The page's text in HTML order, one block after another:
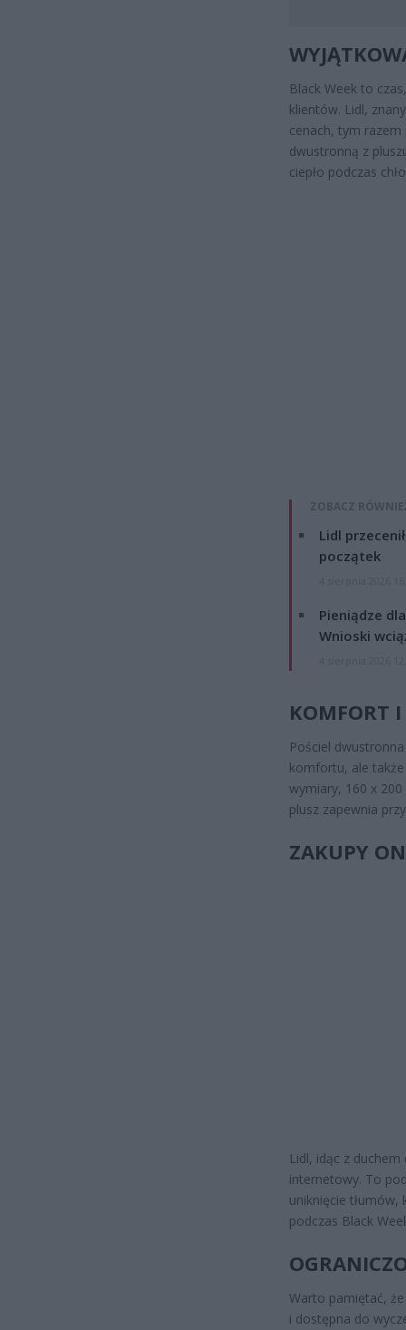
Black Week to
klientów. Lidl,
cenach, tym
dwustronną z
ciepło podczas
ZOBACZ
Lidl
początek
Pieniądze
Wnioski
KOMFORT
Pościel
komfortu, ale
wymiary, 160 x
plusz zapewnia
ZAKUPY
Lidl, idąc z
internetowy. To
uniknięcie
podczas Black
Warto pamiętać,
i dostępna do